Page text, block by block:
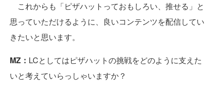
これからも「ピザハットっておもしろい、推せる」と
思っていただけるように、良いコンテンツを配信してい
きたいと思います。
MZ： LCとしてはピザハットの挑戦をどのように支えた
いと考えていらっしゃいますか？